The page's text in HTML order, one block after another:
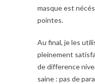
masque est
pointes.
Au final, je les
pleinement
de difference
saine : pas de